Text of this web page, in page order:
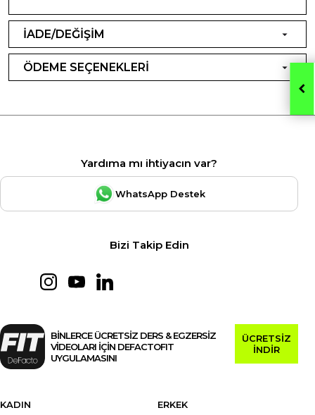
İADE/DEĞİŞİM
ÖDEME SEÇENEKLERİ
Yardıma mı ihtiyacın var?
WhatsApp Destek
Bizi Takip Edin
BİNLERCE ÜCRETSİZ DERS & EGZERSİZ
VİDEOLARI İÇİN DEFACTOFIT
UYGULAMASINI
ÜCRETSİZ
İNDİR
KADIN
ERKEK